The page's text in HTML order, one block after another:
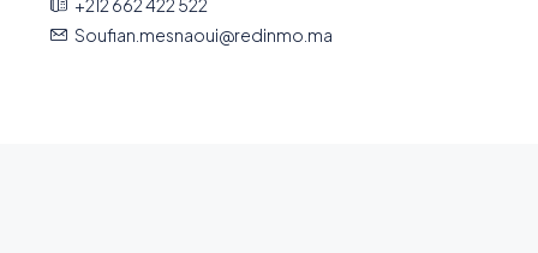
+212 662 422 522
Soufian.mesnaoui@redinmo.ma